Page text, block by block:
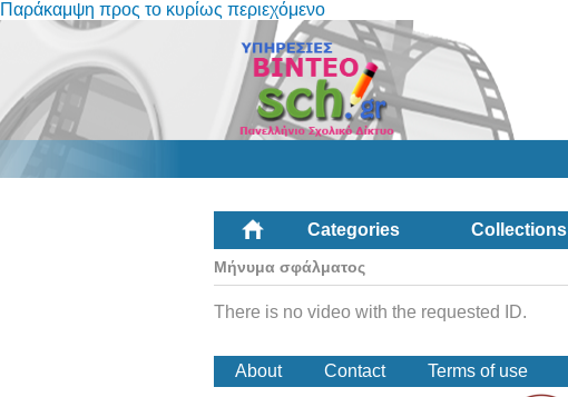
Παράκαμψη προς το κυρίως περιεχόμενο
Categories Collections
Μήνυμα σφάλματος
There is no video with the requested ID.
About Contact Terms of use